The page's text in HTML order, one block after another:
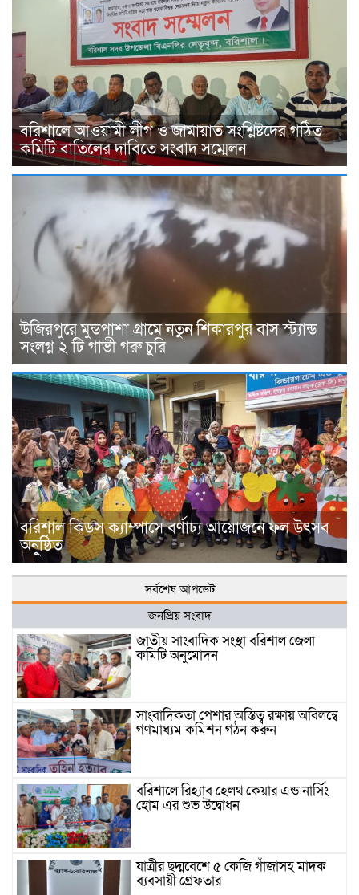
বরিশালে আওয়ামী লীগ ও জামায়াত সংশ্লিষ্টদের গঠিত
কমিটি বাতিলের দাবিতে সংবাদ সম্মেলন
উজিরপুরে মুন্ডপাশা গ্রামে নতুন শিকারপুর বাস স্ট্যান্ড
সংলগ্ন ২ টি গাভী গরু চুরি
বরিশাল কিডস ক্যাম্পাসে বর্ণাঢ্য আয়োজনে ফল উৎসব
অনুষ্ঠিত
সর্বশেষ আপডেট
জনপ্রিয় সংবাদ
জাতীয় সাংবাদিক সংস্থা বরিশাল জেলা
কমিটি অনুমোদন
সাংবাদিকতা পেশার অস্তিত্ব রক্ষায় অবিলম্বে
গণমাধ্যম কমিশন গঠন করুন
বরিশালে রিহ্যাব হেলথ কেয়ার এন্ড নার্সিং
হোম এর শুভ উদ্বোধন
যাত্রীর ছদ্মবেশে ৫ কেজি গাঁজাসহ মাদক
ব্যবসায়ী গ্রেফতার